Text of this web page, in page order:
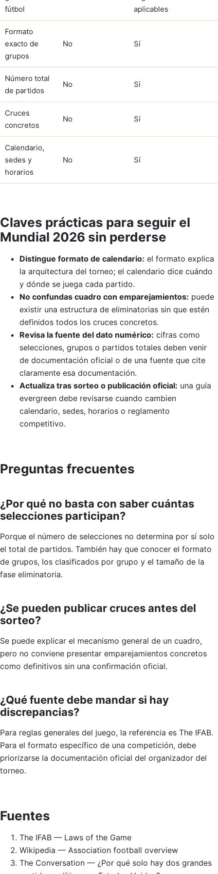
fútbol
aplicables
Formato
exacto de
grupos
No Sí
Número total
de partidos
No Sí
Cruces
concretos
No Sí
Calendario,
sedes y
horarios
No Sí
Claves prácticas para seguir el
Mundial 2026 sin perderse
Distingue formato de calendario: el formato explica
la arquitectura del torneo; el calendario dice cuándo
y dónde se juega cada partido.
No confundas cuadro con emparejamientos: puede
existir una estructura de eliminatorias sin que estén
definidos todos los cruces concretos.
Revisa la fuente del dato numérico: cifras como
selecciones, grupos o partidos totales deben venir
de documentación oficial o de una fuente que cite
claramente esa documentación.
Actualiza tras sorteo o publicación oficial: una guía
evergreen debe revisarse cuando cambien
calendario, sedes, horarios o reglamento
competitivo.
Preguntas frecuentes
¿Por qué no basta con saber cuántas
selecciones participan?
Porque el número de selecciones no determina por sí solo
el total de partidos. También hay que conocer el formato
de grupos, los clasificados por grupo y el tamaño de la
fase eliminatoria.
¿Se pueden publicar cruces antes del
sorteo?
Se puede explicar el mecanismo general de un cuadro,
pero no conviene presentar emparejamientos concretos
como definitivos sin una confirmación oficial.
¿Qué fuente debe mandar si hay
discrepancias?
Para reglas generales del juego, la referencia es The IFAB.
Para el formato específico de una competición, debe
priorizarse la documentación oficial del organizador del
torneo.
Fuentes
The IFAB — Laws of the Game
Wikipedia — Association football overview
The Conversation — ¿Por qué solo hay dos grandes